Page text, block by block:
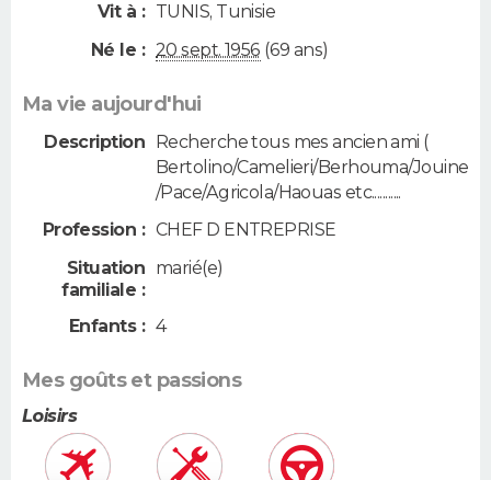
Vit à : TUNIS, Tunisie
Né le : 20 sept. 1956 (69 ans)
Ma vie aujourd'hui
Description Recherche tous mes ancien ami (
Bertolino/Camelieri/Berhouma/Jouine
/Pace/Agricola/Haouas etc...........
Profession : CHEF D ENTREPRISE
Situation
familiale :
marié(e)
Enfants : 4
Mes goûts et passions
Loisirs